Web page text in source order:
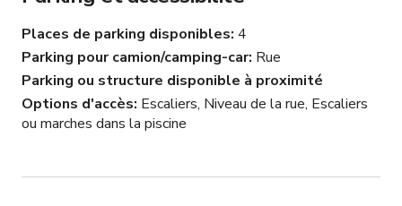
registres historiques nationaux et d'État.
Places de parking disponibles 4
Parking pour camion/camping-car Rue
Parking ou structure disponible à proximité
Options d'accès Escaliers, Niveau de la rue, Escaliers
ou marches dans la piscine